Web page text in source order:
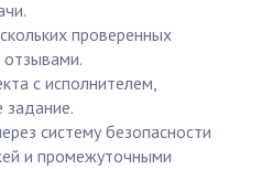
проверенных
отзывами.
с исполнителем,
задание.
систему безопасности
и промежуточными